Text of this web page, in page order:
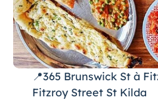
📍365 Brunswick St à
Fitzroy Street St Kilda